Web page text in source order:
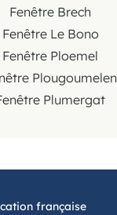
Fenêtre Brech
Fenêtre Le Bono
Fenêtre Ploemel
Plougoumelen
Plumergat
française